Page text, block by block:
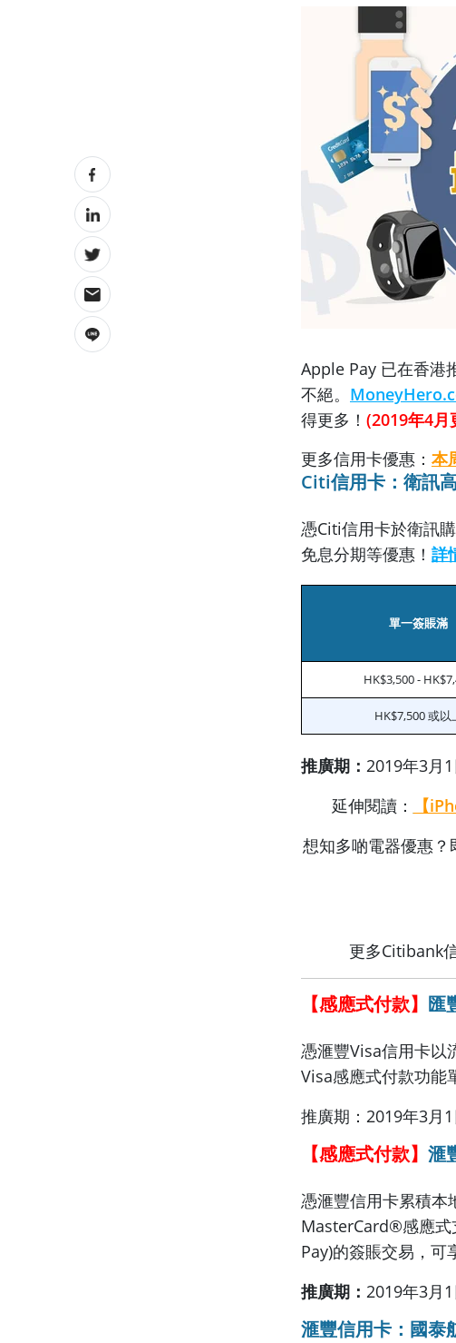
Apple Pay 已在香港
不絕。
得更多！ (2019年4月
更多信用卡優惠： 本
Citi信用卡：衛訊
憑Citi信用卡於衛訊
免息分期等優惠！ 詳
單一簽賬滿
HK$3,500 -
HK$7,500 或以
推廣期： 2019年3月
延伸閱讀：
【
想知多啲電器優惠？
更多Citibank
【感應式付款】 匯
憑滙豐Visa信用卡以
Visa感應式付款功能
推廣期：2019年3月
【感應式付款】 滙
憑滙豐信用卡累積本
MasterCard®感應式
Pay)的簽賬交易，可
推廣期： 2019年3月
滙豐信用卡：國泰